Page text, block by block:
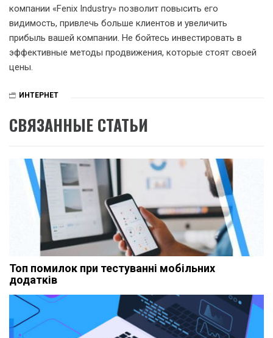
компании «Fenix Industry» позволит повысить его
видимость, привлечь больше клиентов и увеличить
прибыль вашей компании. Не бойтесь инвестировать в
эффективные методы продвижения, которые стоят своей
цены.
ИНТЕРНЕТ
СВЯЗАННЫЕ СТАТЬИ
Топ помилок при тестуванні мобільних
додатків